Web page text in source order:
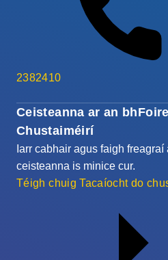
Ceisteanna ar an
Chustaiméirí
Iarr cabhair agus faigh freagraí
ceisteanna is minice cur.
Téigh chuig Tacaíocht do
2382410